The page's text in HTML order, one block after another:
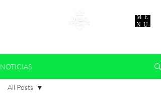
ME
NU
NOTICIAS
All Posts